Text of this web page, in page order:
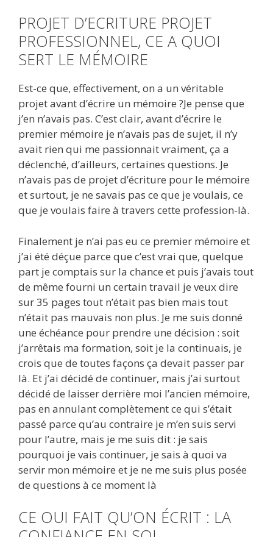
PROJET D’ECRITURE PROJET
PROFESSIONNEL, CE A QUOI
SERT LE MÉMOIRE
Est-ce que, effectivement, on a un véritable
projet avant d’écrire un mémoire ?Je pense que
j’en n’avais pas. C’est clair, avant d’écrire le
premier mémoire je n’avais pas de sujet, il n’y
avait rien qui me passionnait vraiment, ça a
déclenché, d’ailleurs, certaines questions. Je
n’avais pas de projet d’écriture pour le mémoire
et surtout, je ne savais pas ce que je voulais, ce
que je voulais faire à travers cette profession-là.
Finalement je n’ai pas eu ce premier mémoire et
j’ai été déçue parce que c’est vrai que, quelque
part je comptais sur la chance et puis j’avais tout
de même fourni un certain travail je veux dire
sur 35 pages tout n’était pas bien mais tout
n’était pas mauvais non plus. Je me suis donné
une échéance pour prendre une décision : soit
j’arrêtais ma formation, soit je la continuais, je
crois que de toutes façons ça devait passer par
là. Et j’ai décidé de continuer, mais j’ai surtout
décidé de laisser derrière moi l’ancien mémoire,
pas en annulant complètement ce qui s’était
passé parce qu’au contraire je m’en suis servi
pour l’autre, mais je me suis dit : je sais
pourquoi je vais continuer, je sais à quoi va
servir mon mémoire et je ne me suis plus posée
de questions à ce moment là
CE OUI FAIT QU’ON ÉCRIT : LA